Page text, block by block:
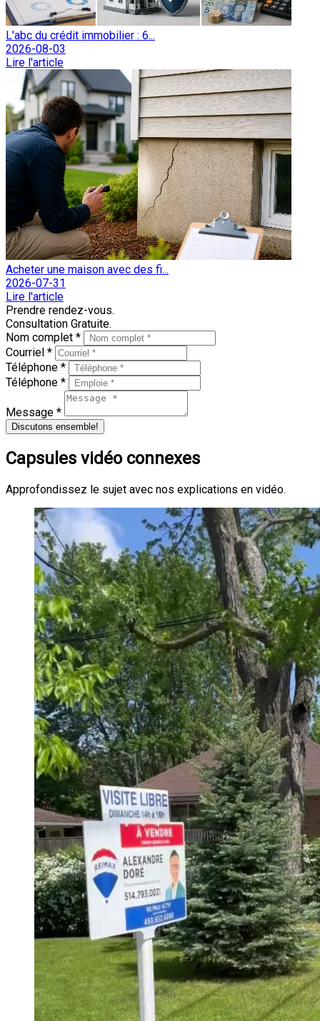
L'abc du crédit immobilier : 6...
2026-08-03
Lire l'article
Acheter une maison avec des fi...
2026-07-31
Lire l'article
Prendre rendez-vous.
Consultation Gratuite.
Nom complet *
Courriel *
Téléphone *
Téléphone *
Message *
Discutons ensemble!
Capsules vidéo connexes
Approfondissez le sujet avec nos explications en vidéo.